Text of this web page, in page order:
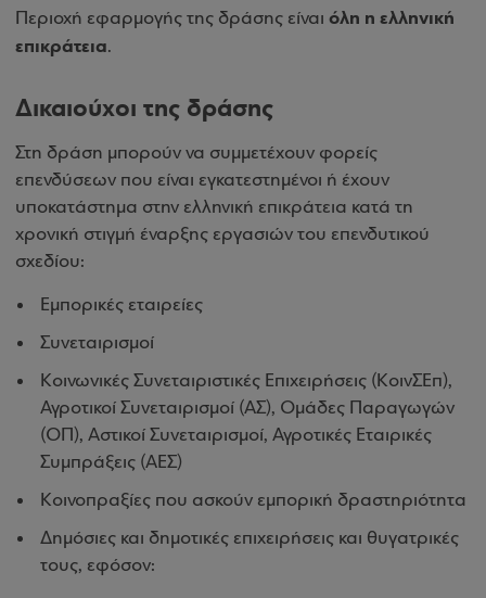
Περιοχή εφαρμογής της δράσης είναι όλη η ελληνική
επικράτεια.
Δικαιούχοι της δράσης
Στη δράση μπορούν να συμμετέχουν φορείς
επενδύσεων που είναι εγκατεστημένοι ή έχουν
υποκατάστημα στην ελληνική επικράτεια κατά τη
χρονική στιγμή έναρξης εργασιών του επενδυτικού
σχεδίου:
Εμπορικές εταιρείες
Συνεταιρισμοί
Κοινωνικές Συνεταιριστικές Επιχειρήσεις (ΚοινΣΕπ),
Αγροτικοί Συνεταιρισμοί (ΑΣ), Ομάδες Παραγωγών
(ΟΠ), Αστικοί Συνεταιρισμοί, Αγροτικές Εταιρικές
Συμπράξεις (ΑΕΣ)
Κοινοπραξίες που ασκούν εμπορική δραστηριότητα
Δημόσιες και δημοτικές επιχειρήσεις και θυγατρικές
τους, εφόσον: